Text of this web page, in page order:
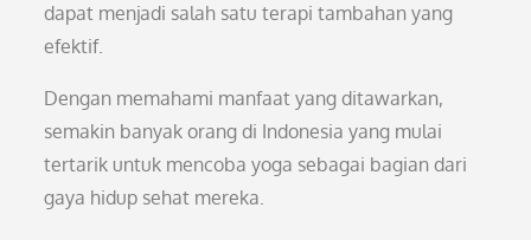
dapat menjadi salah satu terapi tambahan yang
efektif.
Dengan memahami manfaat yang ditawarkan,
semakin banyak orang di Indonesia yang mulai
tertarik untuk mencoba yoga sebagai bagian dari
gaya hidup sehat mereka.